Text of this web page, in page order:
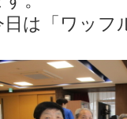
日は「ワッフ